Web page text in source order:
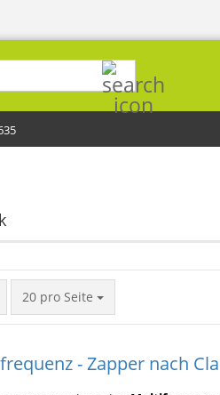
20 pro Seite
pro Seite
- Zapper nach